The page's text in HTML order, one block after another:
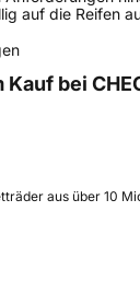
auf die Reifen
bei
aus über 10